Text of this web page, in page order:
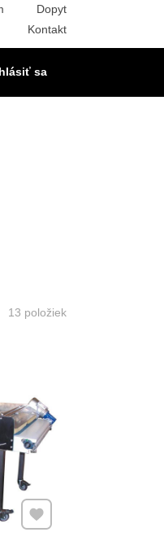
Dopyt
Kontakt
sa
13 položiek
Pridať k Obľúbeným